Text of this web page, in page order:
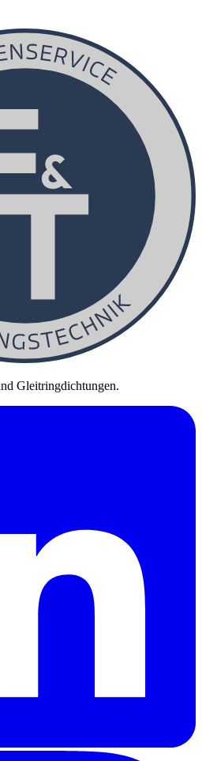
Gleitringdichtungen.